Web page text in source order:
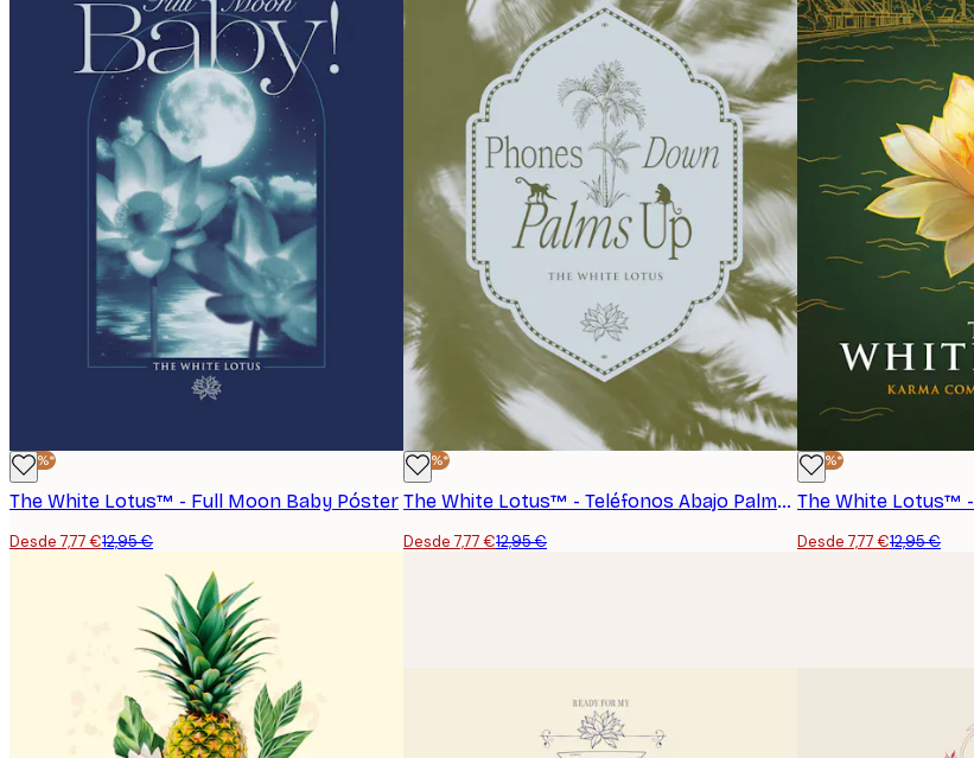
-40%*
The White Lotus™ - Full Moon Baby Póster
Desde 7,77 €12,95 €
-40%*
The White Lotus™ - Teléfonos Abajo Palmas Arriba Póster
Desde 7,77 €12,95 €
-40%*
Desde 7,77 €12,95 €